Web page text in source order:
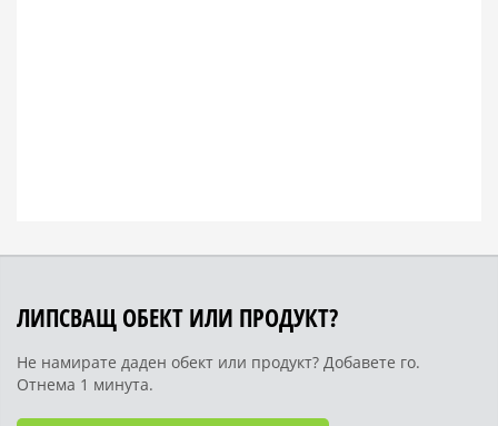
ЛИПСВАЩ ОБЕКТ ИЛИ ПРОДУКТ?
Не намирате даден обект или продукт? Добавете го.
Отнема 1 минута.